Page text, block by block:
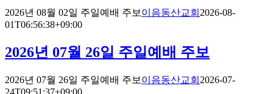
2026년 08월 02일 주일예배 주보 이음동산교회 2026-08-
01T06:56:38+09:00
2026년 07월 26일 주일예배 주보
2026년 07월 26일 주일예배 주보 이음동산교회 2026-07-
24T09:51:37+09:00